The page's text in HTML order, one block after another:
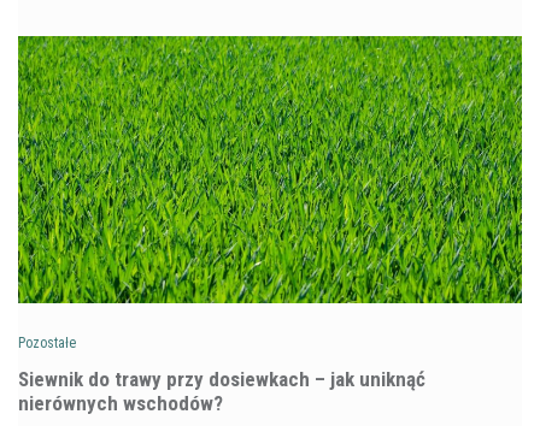
Pozostałe
Siewnik do trawy przy dosiewkach – jak uniknąć
nierównych wschodów?